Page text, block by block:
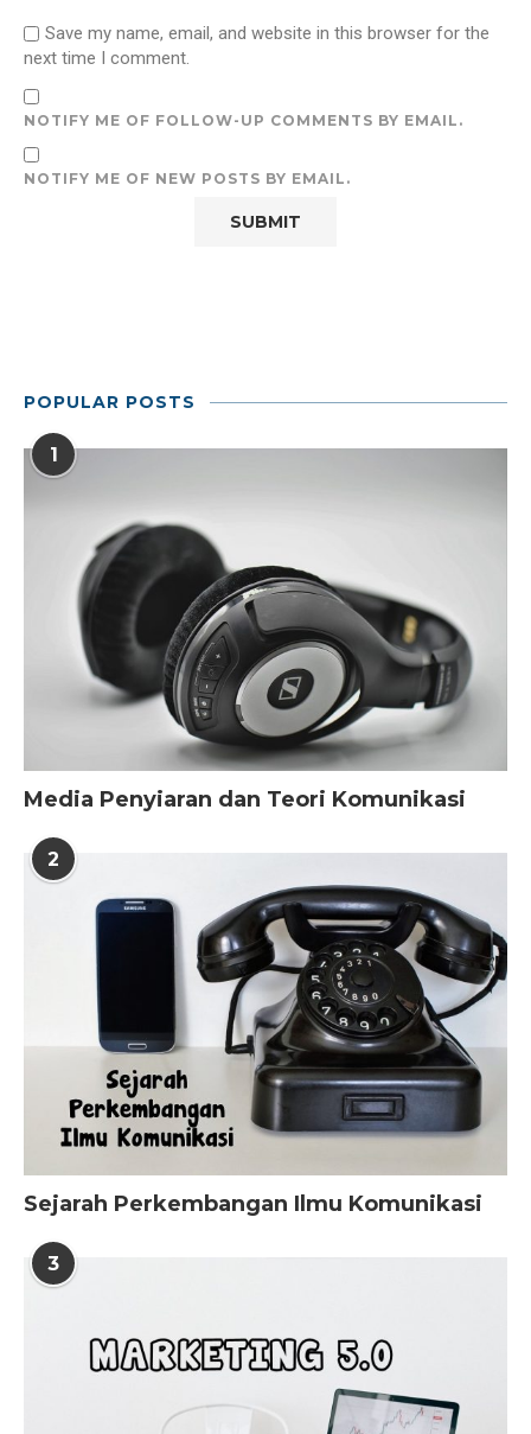
Save my name, email, and website in this browser for the
next time I comment.
NOTIFY ME OF FOLLOW-UP COMMENTS BY EMAIL.
NOTIFY ME OF NEW POSTS BY EMAIL.
POPULAR POSTS
1
Media Penyiaran dan Teori Komunikasi
2
Sejarah Perkembangan Ilmu Komunikasi
3